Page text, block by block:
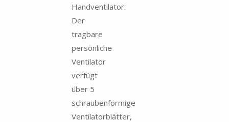
Handventilator:
Der
tragbare
persönliche
Ventilator
verfügt
über 5
schraubenförmige
Ventilatorblätter,